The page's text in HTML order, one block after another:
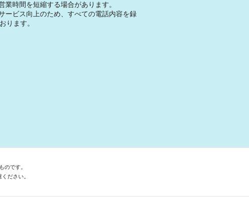
時間を短縮する場合があります。
ービス向上のため、すべての電話内容を録
ります。
のです。
ださい。